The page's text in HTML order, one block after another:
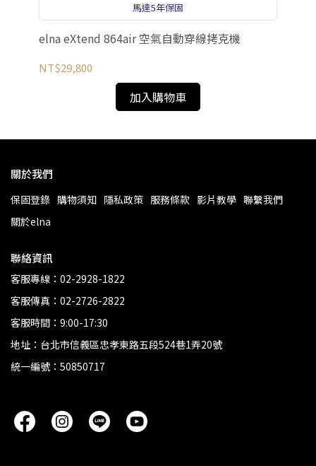
馬達5年保固
elna eXtend 864air 空氣自動穿線拷克機
NT$29,800
加入購物車
關於我們
保固登錄 購物須知 隱私政策 服務條款 影片教學 聯繫我們
關於elna
聯絡資訊
客服專線：02-2928-1822
客服傳真：02-2726-2822
客服時間：9:00-17:30
地址：台北市信義區忠孝東路五段524巷1弄20號
統一編號：50850717